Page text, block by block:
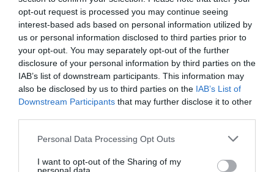
opt-out request is processed you may continue seeing
interest-based ads based on personal information utilized by
us or personal information disclosed to third parties prior to
your opt-out. You may separately opt-out of the further
disclosure of your personal information by third parties on the
IAB’s list of downstream participants. This information may
also be disclosed by us to third parties on the IAB’s List of
Downstream Participants that may further disclose it to other
Personal Data Processing Opt Outs
I want to opt-out of the Sharing of my
de trobades amb visió
compartida”
El benestar del capital humà està estretament
vinculat amb les relacions entre familiars. Eulàlia
Planes, consellera delegada de Dispur, el vehicle
inversor delfamily officede la família Planes,
remarca que és important no parlar de temes
difícil d'evitar". A Dispur, assegura, "tenim